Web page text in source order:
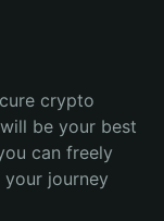
crypto
be your best
can freely
journey